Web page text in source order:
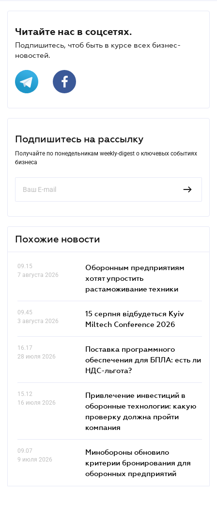
Читайте нас в соцсетях.
Подпишитесь, чтоб быть в курсе всех бизнес-
новостей.
Подпишитесь на рассылку
Получайте по понедельникам weekly-digest о ключевых событиях
бизнеса
Похожие новости
09.15
7 августа 2026
Оборонным предприятиям
хотят упростить
растаможивание техники
09.45
3 августа 2026
15 серпня відбудеться Kyiv
Miltech Conference 2026
16.17
28 июля 2026
Поставка программного
обеспечения для БПЛА: есть ли
НДС-льгота?
15.12
16 июля 2026
Привлечение инвестиций в
оборонные технологии: какую
проверку должна пройти
компания
09.07
9 июля 2026
Минобороны обновило
критерии бронирования для
оборонных предприятий